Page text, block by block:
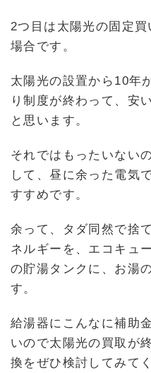
2つ目は太陽光の固定
場合です。
太陽光の設置から10年
り制度が終わって、安
と思います。
それではもったいない
して、昼に余った電気
すすめです。
余って、タダ同然で捨
ネルギーを、エコキュ
の貯湯タンクに、お湯
す。
給湯器にこんなに補助
いので太陽光の買取が
換をぜひ検討してみて